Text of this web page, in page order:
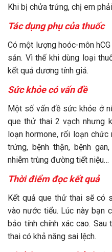
Khi bị chửa trứng, chị em
Tác dụng phụ của thuốc
Có một lượng hoóc-môn
sản. Vì thế khi dùng loại
kết quả dương tính giả.
Sức khỏe có vấn đề
Một số vấn đề sức khỏe ở
que thử thai 2 vạch nhưng
loạn hormone, rối loạn chức
trứng, bệnh thận, bệnh
nhiễm trùng đường tiết niệu…
Thời điểm đọc kết quả
Kết quả que thử thai sẽ có
vào nước tiểu. Lúc này bạn
bảo tính chính xác cao.
thai có khả năng sai lệch.